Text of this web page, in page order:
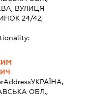
ВУЛИЦЯ
24/42,
УКРАЇНА,
ОБЛ.,